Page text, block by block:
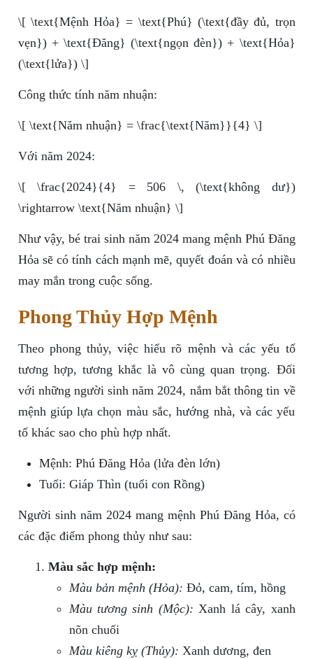
\[ \text{Mệnh Hỏa} = \text{Phú} (\text{đầy đủ, trọn
vẹn}) + \text{Đăng} (\text{ngọn đèn}) + \text{Hỏa}
(\text{lửa}) \]
Công thức tính năm nhuận:
\[ \text{Năm nhuận} = \frac{\text{Năm}}{4} \]
Với năm 2024:
\[ \frac{2024}{4} = 506 \, (\text{không dư})
\rightarrow \text{Năm nhuận} \]
Như vậy, bé trai sinh năm 2024 mang mệnh Phú Đăng
Hỏa sẽ có tính cách mạnh mẽ, quyết đoán và có nhiều
may mắn trong cuộc sống.
Phong Thủy Hợp Mệnh
Theo phong thủy, việc hiểu rõ mệnh và các yếu tố
tương hợp, tương khắc là vô cùng quan trọng. Đối
với những người sinh năm 2024, nắm bắt thông tin về
mệnh giúp lựa chọn màu sắc, hướng nhà, và các yếu
tố khác sao cho phù hợp nhất.
Mệnh: Phú Đăng Hỏa (lửa đèn lớn)
Tuổi: Giáp Thìn (tuổi con Rồng)
Người sinh năm 2024 mang mệnh Phú Đăng Hỏa, có
các đặc điểm phong thủy như sau:
Màu sắc hợp mệnh:
Màu bản mệnh (Hỏa): Đỏ, cam, tím, hồng
Màu tương sinh (Mộc): Xanh lá cây, xanh
nõn chuối
Màu kiêng kỵ (Thủy): Xanh dương, đen